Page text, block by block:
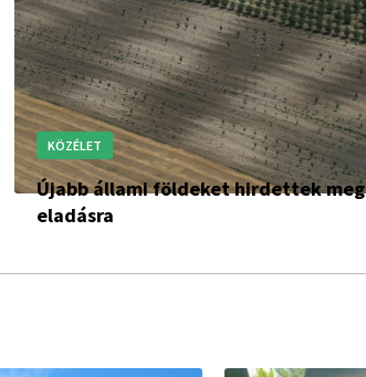
KÖZÉLET
Újabb állami földeket hirdettek meg
eladásra